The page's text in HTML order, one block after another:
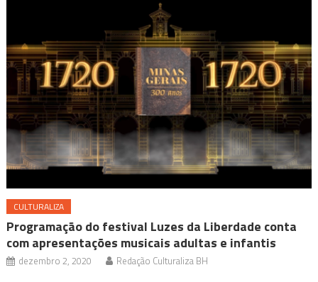
CULTURALIZA
Programação do festival Luzes da Liberdade conta
com apresentações musicais adultas e infantis
dezembro 2, 2020 Redação Culturaliza BH